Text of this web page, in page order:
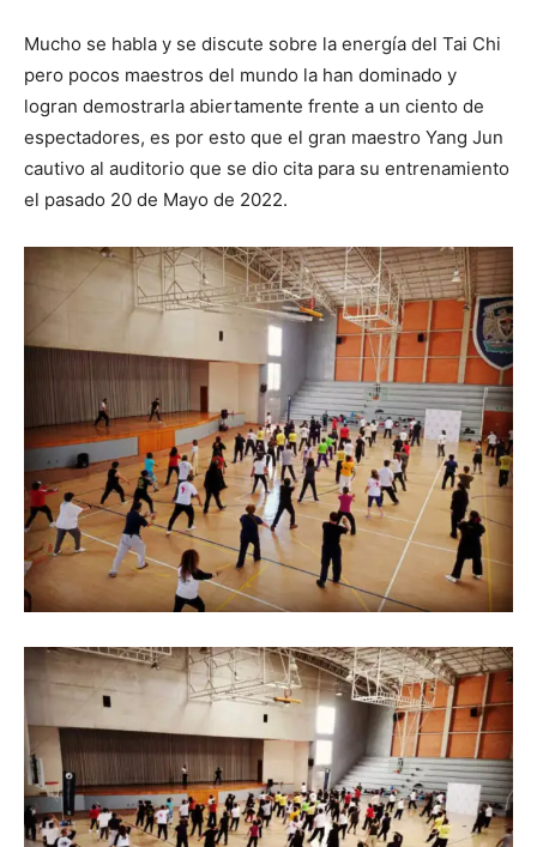
Mucho se habla y se discute sobre la energía del Tai Chi
pero pocos maestros del mundo la han dominado y
logran demostrarla abiertamente frente a un ciento de
espectadores, es por esto que el gran maestro Yang Jun
cautivo al auditorio que se dio cita para su entrenamiento
el pasado 20 de Mayo de 2022.